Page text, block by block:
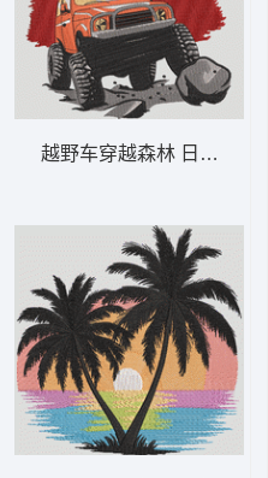
日自行车，落叶相
越野车穿越森林 日落时